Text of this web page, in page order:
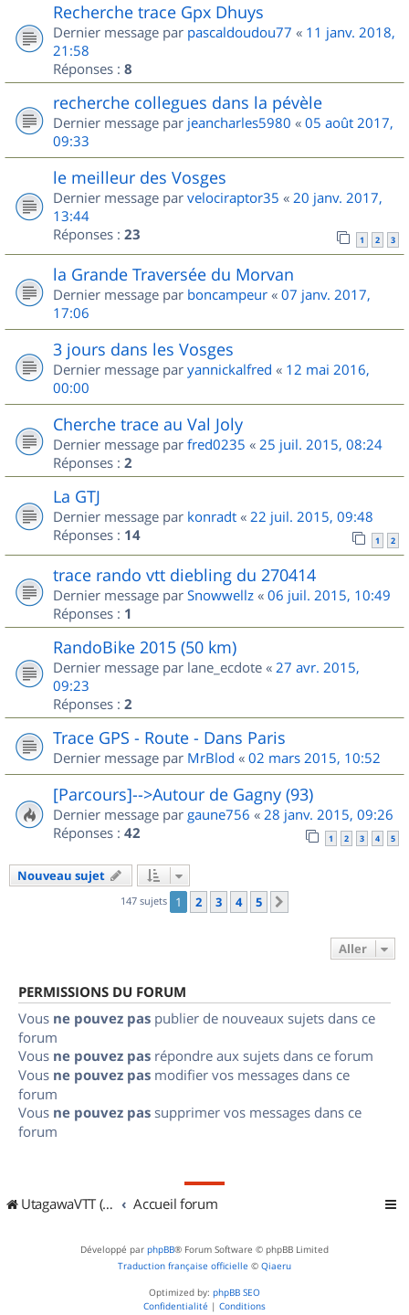
Recherche trace Gpx Dhuys
Dernier message par pascaldoudou77 « 11 janv. 2018,
21:58
Réponses : 8
recherche collegues dans la pévèle
Dernier message par jeancharles5980 « 05 août 2017,
09:33
le meilleur des Vosges
Dernier message par velociraptor35 « 20 janv. 2017,
13:44
Réponses : 23 1 2 3
la Grande Traversée du Morvan
Dernier message par boncampeur « 07 janv. 2017,
17:06
3 jours dans les Vosges
Dernier message par yannickalfred « 12 mai 2016,
00:00
Cherche trace au Val Joly
Dernier message par fred0235 « 25 juil. 2015, 08:24
Réponses : 2
La GTJ
Dernier message par konradt « 22 juil. 2015, 09:48
Réponses : 14 1 2
trace rando vtt diebling du 270414
Dernier message par Snowwellz « 06 juil. 2015, 10:49
Réponses : 1
RandoBike 2015 (50 km)
Dernier message par lane_ecdote « 27 avr. 2015,
09:23
Réponses : 2
Trace GPS - Route - Dans Paris
Dernier message par MrBlod « 02 mars 2015, 10:52
[Parcours]-->Autour de Gagny (93)
Dernier message par gaune756 « 28 janv. 2015, 09:26
Réponses : 42 1 2 3 4 5
Nouveau sujet
147 sujets 1 2 3 4 5
Aller
PERMISSIONS DU FORUM
Vous ne pouvez pas publier de nouveaux sujets dans ce
forum
Vous ne pouvez pas répondre aux sujets dans ce forum
Vous ne pouvez pas modifier vos messages dans ce
forum
Vous ne pouvez pas supprimer vos messages dans ce
forum
UtagawaVTT (Randos VTT et VTTAE avec traces GPS) Accueil forum
Développé par phpBB® Forum Software © phpBB Limited
Traduction française officielle © Qiaeru
Optimized by: phpBB SEO
Confidentialité | Conditions